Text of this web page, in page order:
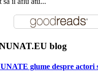
blog
glume despre actori